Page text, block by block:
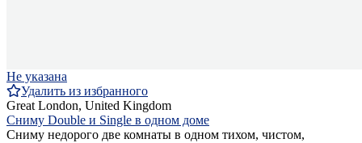
Не указана
Удалить из избранного
Great London, United Kingdom
Сниму Double и Single в одном доме
Сниму недорого две комнаты в одном тихом, чистом,